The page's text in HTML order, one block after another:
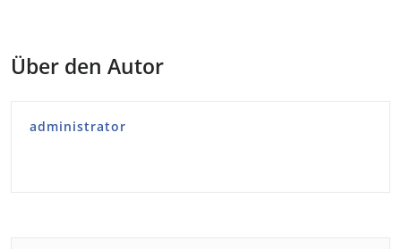
Über den Autor
administrator